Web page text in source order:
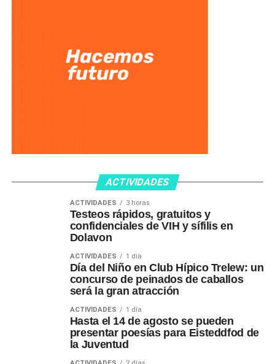
ACTIVIDADES
ACTIVIDADES 3 horas
Testeos rápidos, gratuitos y
confidenciales de VIH y sífilis en
Dolavon
ACTIVIDADES 1 día
Día del Niño en Club Hípico Trelew: un
concurso de peinados de caballos
será la gran atracción
ACTIVIDADES 1 día
Hasta el 14 de agosto se pueden
presentar poesías para Eisteddfod de
la Juventud